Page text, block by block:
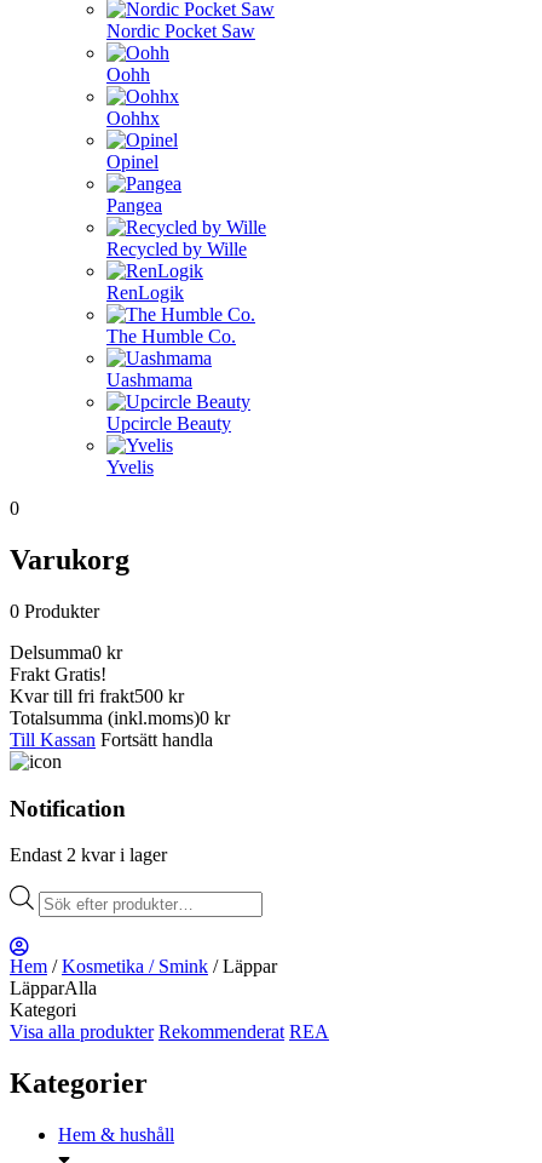
Nordic Pocket Saw
Oohh
Oohhx
Opinel
Pangea
Recycled by Wille
RenLogik
The Humble Co.
Uashmama
Upcircle Beauty
Yvelis
0
Varukorg
0 Produkter
Delsumma0 kr
Frakt Gratis!
Kvar till fri frakt500 kr
Totalsumma (inkl.moms)0 kr
Till Kassan Fortsätt handla
Notification
Endast 2 kvar i lager
Products
search
Hem /Kosmetika / Smink / Läppar
LäpparAlla
Kategori
Visa alla produkter Rekommenderat REA
Kategorier
Hem & hushåll